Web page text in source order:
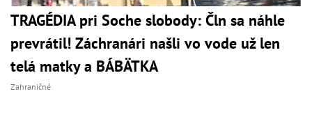
TRAGÉDIA pri Soche slobody: Čln sa náhle
prevrátil! Záchranári našli vo vode už len
telá matky a BÁBÄTKA
Zahraničné